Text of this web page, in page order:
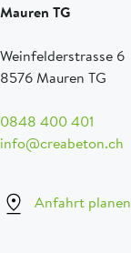
Mauren TG
Weinfelderstrasse 6
8576 Mauren TG
0848 400 401
info@creabeton.ch
Anfahrt planen